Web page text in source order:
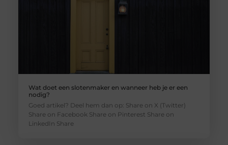
Wat doet een slotenmaker en wanneer heb je er een
nodig?
Goed artikel? Deel hem dan op: Share on X (Twitter)
Share on Facebook Share on Pinterest Share on
LinkedIn Share